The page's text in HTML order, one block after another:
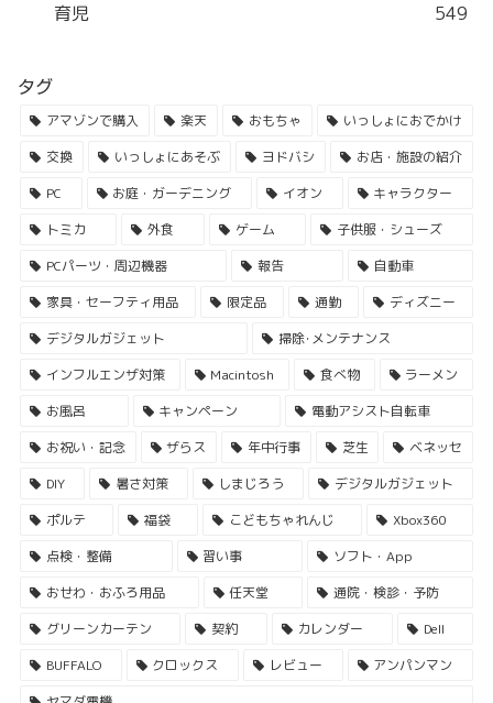
育児 549
タグ
アマゾンで購入 楽天 おもちゃ
いっしょにおでかけ
交換
いっしょにあそぶ ヨドバシ
お店・施設の紹介
PC
お庭・ガーデニング イオン
キャラクター
トミカ
外食 ゲーム
子供服・シューズ
PCパーツ・周辺機器
報告
自動車
家具・セーフティ用品
限定品 通勤
ディズニー
デジタルガジェット
掃除･メンテナンス
インフルエンザ対策
Macintosh 食べ物
ラーメン
お風呂
キャンペーン
電動アシスト自転車
お祝い・記念
ザらス 年中行事 芝生
ベネッセ
DIY
暑さ対策 しまじろう
デジタルガジェット
ポルテ
福袋 こどもちゃれんじ
Xbox360
点検・整備
習い事
ソフト・App
おせわ・おふろ用品
任天堂
通院・検診・予防
グリーンカーテン
契約 カレンダー
Dell
BUFFALO
クロックス レビュー
アンパンマン